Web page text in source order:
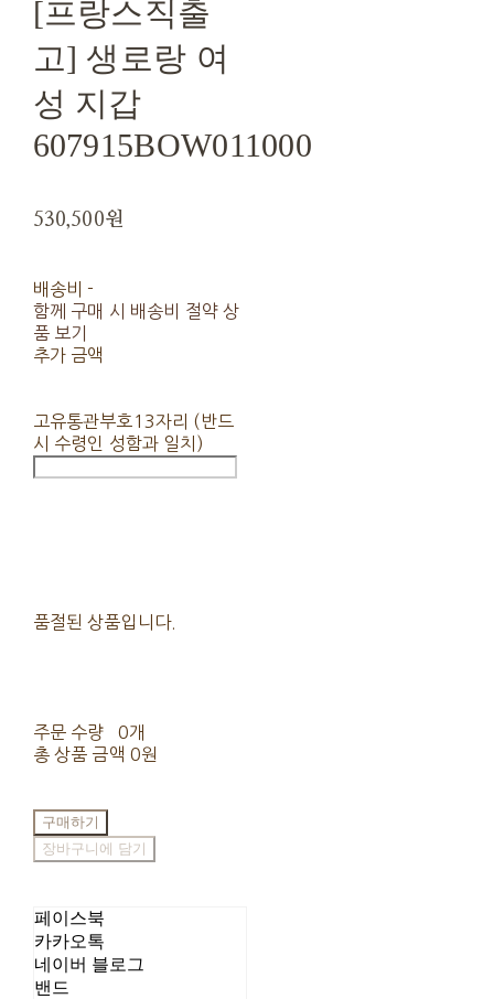
[프랑스직출
고] 생로랑 여
성 지갑
607915BOW011000
530,500원
배송비 -
함께 구매 시 배송비 절약 상
품 보기
추가 금액
고유통관부호13자리 (반드
시 수령인 성함과 일치)
품절된 상품입니다.
주문 수량
0개
총 상품 금액 0원
구매하기
장바구니에 담기
페이스북
카카오톡
네이버 블로그
밴드